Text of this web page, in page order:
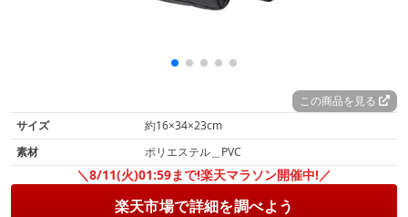
この商品を見る
サイズ
約16×34×23cm
素材
ポリエステル＿PVC
＼8/11(火)01:59まで!楽天マラソン開催中!／
楽天市場で詳細を調べよう